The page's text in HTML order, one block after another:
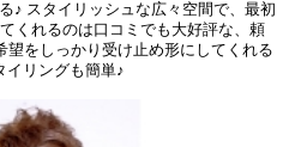
♪ スタイリッシュな広々空間で、最初
くれるのは口コミでも大好評な、頼
をしっかり受け止め形にしてくれる
イリングも簡単♪